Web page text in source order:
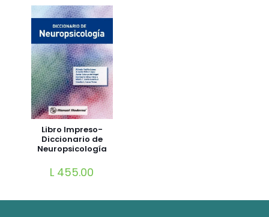
Libro Impreso-
Diccionario de
Neuropsicología
L 455.00